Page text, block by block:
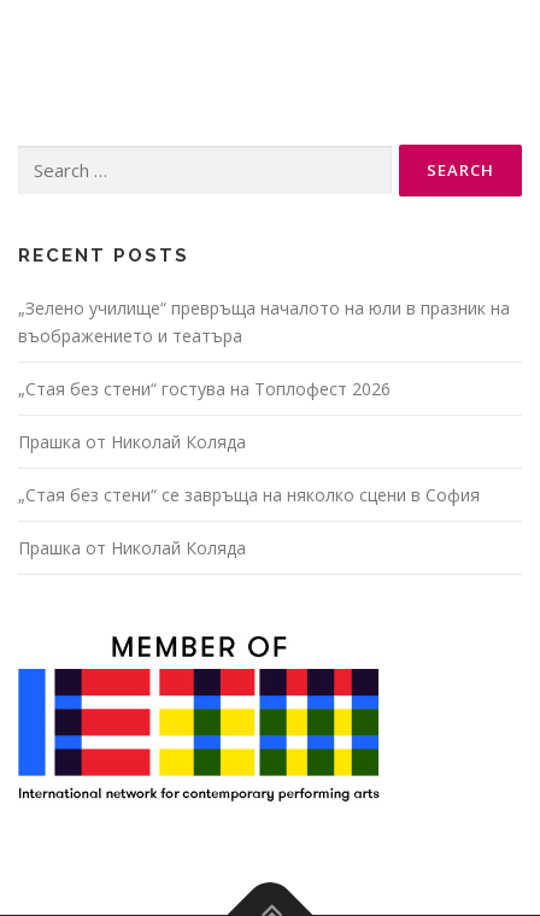
for:
RECENT POSTS
„Зелено училище“ превръща началото на юли в празник на
въображението и театъра
„Стая без стени“ гостува на Топлофест 2026
Прашка от Николай Коляда
„Стая без стени“ се завръща на няколко сцени в София
Прашка от Николай Коляда